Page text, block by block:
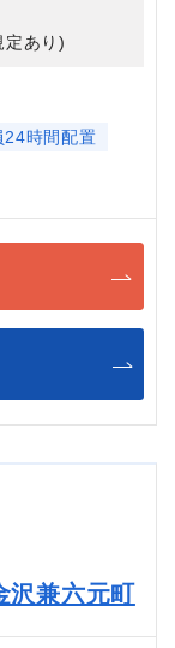
あり)
24時間配置
沢兼六元町